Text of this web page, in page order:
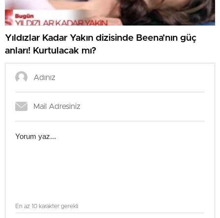
Yıldızlar Kadar Yakın dizisinde Beena’nın güç
anları! Kurtulacak mı?
En az 10 karakter gerekli